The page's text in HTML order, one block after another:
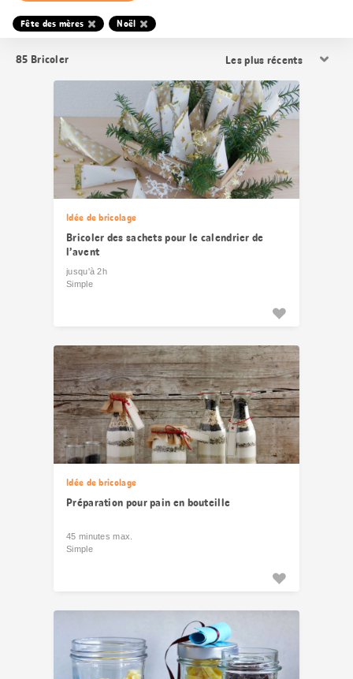
Fête des mères Noël
85 Bricoler
les
résultats
Idée de bricolage
Bricoler des sachets pour le calendrier de
l’avent
jusqu'à 2h
Simple
Idée de bricolage
Préparation pour pain en bouteille
45 minutes max.
Simple